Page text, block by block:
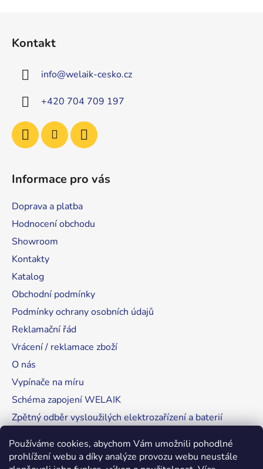
Používáme cookies, abychom Vám umožnili pohodlné
prohlížení webu a díky analýze provozu webu neustále
Kontakt
info@welaik-cesko.cz
+420 704 709 197
Informace pro vás
Doprava a platba
Hodnocení obchodu
Showroom
Kontakty
Katalog
Obchodní podmínky
Podmínky ochrany osobních údajů
Reklamační řád
Vrácení / reklamace zboží
O nás
Vypínače na míru
Schéma zapojení WELAIK
Zpětný odběr vysloužilých elektrozařízení a baterií